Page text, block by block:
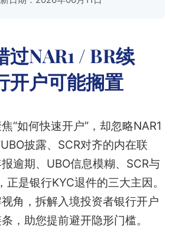
过NAR1 / BR续
开户可能搁置
“如何快速开户”，却忽略NAR1
披露、SCR对齐的内在联
逾期、UBO信息模糊、SCR与
是银行KYC退件的三大主因。
角，拆解入境投资者银行开户
，助您提前避开隐形门槛。